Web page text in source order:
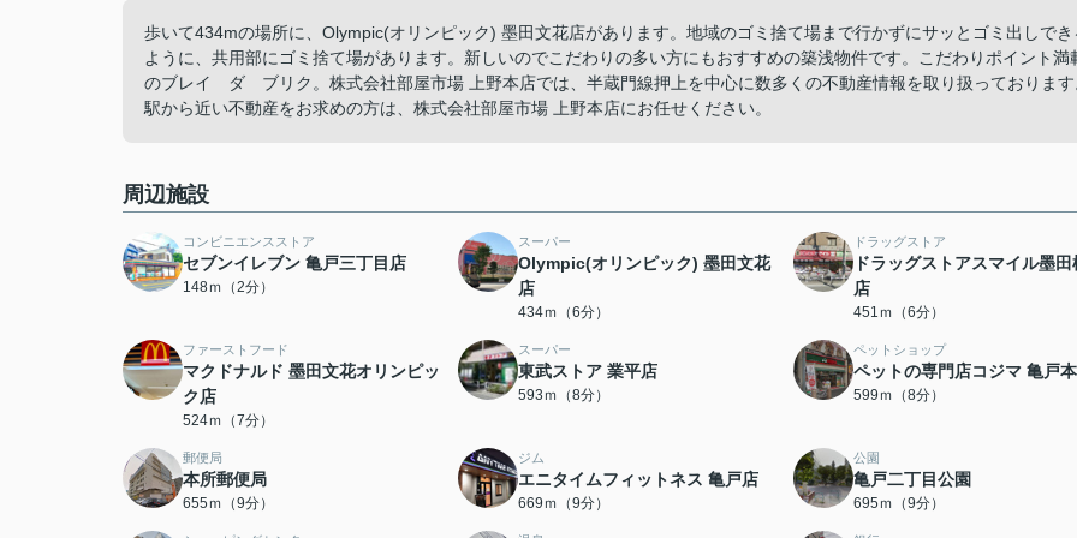
歩いて434mの場所に、Olympic(オリンピック) 墨田文花店があります。地域のゴミ捨て場まで行かずにサッとゴミ出しでき
ように、共用部にゴミ捨て場があります。新しいのでこだわりの多い方にもおすすめの築浅物件です。こだわりポイント満
のブレイ ダ ブリク。株式会社部屋市場 上野本店では、半蔵門線押上を中心に数多くの不動産情報を取り扱っております
駅から近い不動産をお求めの方は、株式会社部屋市場 上野本店にお任せください。
周辺施設
コンビニエンスストア
セブンイレブン 亀戸三丁目店
148ｍ（2分）
スーパー
Olympic(オリンピック) 墨田文花
店
434ｍ（6分）
ドラッグストア
ドラッグストアスマイル墨田
店
451ｍ（6分）
ファーストフード
マクドナルド 墨田文花オリンピッ
ク店
524ｍ（7分）
スーパー
東武ストア 業平店
593ｍ（8分）
ペットショップ
ペットの専門店コジマ 亀戸
599ｍ（8分）
郵便局
本所郵便局
655ｍ（9分）
ジム
エニタイムフィットネス 亀戸店
669ｍ（9分）
公園
亀戸二丁目公園
695ｍ（9分）